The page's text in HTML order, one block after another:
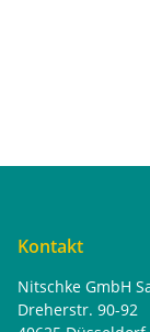
Kontakt
Nitschke GmbH
Dreherstr. 90-92